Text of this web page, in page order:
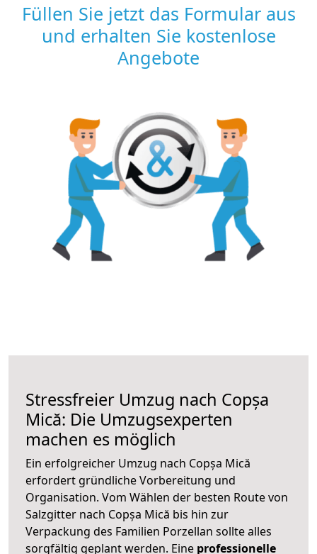
Füllen Sie jetzt das Formular aus
und erhalten Sie kostenlose
Angebote
Stressfreier Umzug nach Copșa
Mică: Die Umzugsexperten
machen es möglich
Ein erfolgreicher Umzug nach Copșa Mică
erfordert gründliche Vorbereitung und
Organisation. Vom Wählen der besten Route von
Salzgitter nach Copșa Mică bis hin zur
Verpackung des Familien Porzellan sollte alles
sorgfältig geplant werden. Eine professionelle